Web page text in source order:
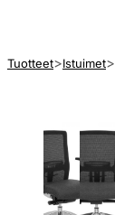
Tuotteet Istuimet